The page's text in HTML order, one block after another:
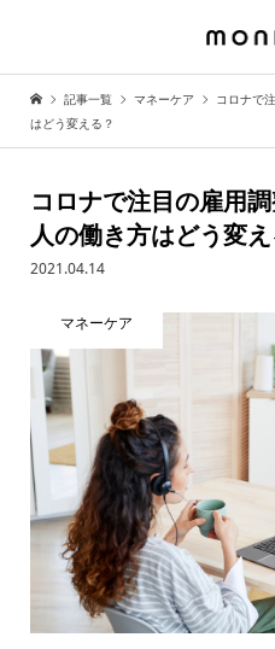
記事一覧 マネーケア
コロナで
はどう変える？
コロナで注目の雇用
人の働き方はどう変え
2021.04.14
マネーケア